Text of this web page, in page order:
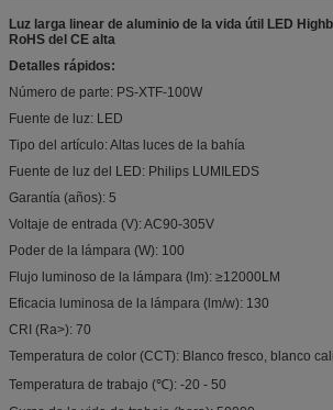
Luz larga linear de aluminio de la vida útil LED
RoHS del CE alta
Detalles rápidos:
Número de parte: PS-XTF-100W
Fuente de luz: LED
Tipo del artículo: Altas luces de la bahía
Fuente de luz del LED: Philips LUMILEDS
Garantía (años): 5
Voltaje de entrada (V): AC90-305V
Poder de la lámpara (W): 100
Flujo luminoso de la lámpara (lm): ≥12000LM
Eficacia luminosa de la lámpara (lm/w): 130
CRI (Ra>): 70
Temperatura de color (CCT): Blanco fresco, blanco
Temperatura de trabajo (℃): -20 - 50